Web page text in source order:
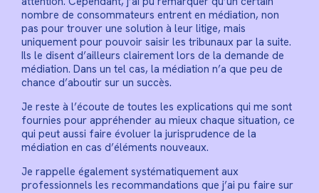
nombre de consommateurs entrent en médiation, non
pas pour trouver une solution à leur litige, mais
uniquement pour pouvoir saisir les tribunaux par la suite.
Ils le disent d’ailleurs clairement lors de la demande de
médiation. Dans un tel cas, la médiation n’a que peu de
chance d’aboutir sur un succès.
Je reste à l’écoute de toutes les explications qui me sont
fournies pour appréhender au mieux chaque situation, ce
qui peut aussi faire évoluer la jurisprudence de la
médiation en cas d’éléments nouveaux.
Je rappelle également systématiquement aux
professionnels les recommandations que j’ai pu faire sur